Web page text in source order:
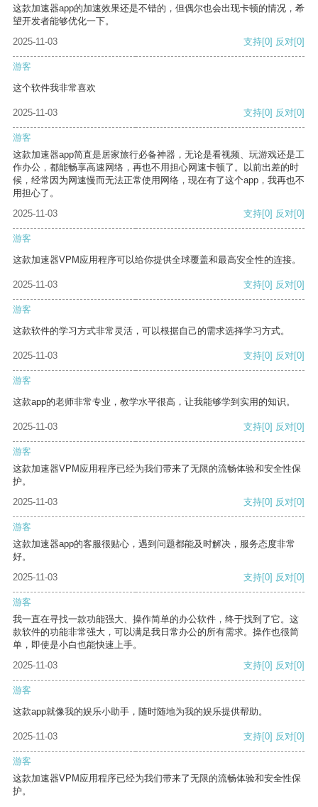
这款加速器app的加速效果还是不错的，但偶尔也会出现卡顿的情况，希
望开发者能够优化一下。
2025-11-03
支持[0] 反对[0]
游客
这个软件我非常喜欢
2025-11-03 支持[0] 反对[0]
游客
这款加速器app简直是居家旅行必备神器，无论是看视频、玩游戏还是工
作办公，都能畅享高速网络，再也不用担心网速卡顿了。以前出差的时
候，经常因为网速慢而无法正常使用网络，现在有了这个app，我再也不
用担心了。
2025-11-03
支持[0] 反对[0]
游客
这款加速器VPM应用程序可以给你提供全球覆盖和最高安全性的连接。
2025-11-03 支持[0] 反对[0]
游客
这款软件的学习方式非常灵活，可以根据自己的需求选择学习方式。
2025-11-03 支持[0] 反对[0]
游客
这款app的老师非常专业，教学水平很高，让我能够学到实用的知识。
2025-11-03 支持[0] 反对[0]
游客
这款加速器VPM应用程序已经为我们带来了无限的流畅体验和安全性保
护。
2025-11-03
支持[0] 反对[0]
游客
这款加速器app的客服很贴心，遇到问题都能及时解决，服务态度非常
好。
2025-11-03
支持[0] 反对[0]
游客
我一直在寻找一款功能强大、操作简单的办公软件，终于找到了它。这
款软件的功能非常强大，可以满足我日常办公的所有需求。操作也很简
单，即使是小白也能快速上手。
2025-11-03
支持[0] 反对[0]
游客
这款app就像我的娱乐小助手，随时随地为我的娱乐提供帮助。
2025-11-03 支持[0] 反对[0]
游客
这款加速器VPM应用程序已经为我们带来了无限的流畅体验和安全性保
护。